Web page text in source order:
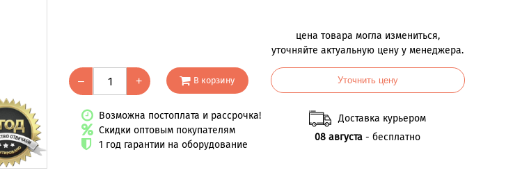
– + В корзину
Возможна постоплата и рассрочка!
Скидки оптовым покупателям
1 год гарантии на оборудование
цена товара могла измениться,
уточняйте актуальную цену у менеджера.
Уточнить цену
Доставка курьером
08 августа - бесплатно